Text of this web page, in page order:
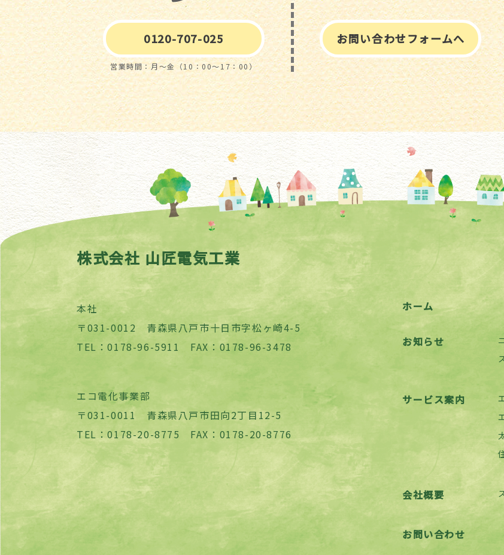
0120-707-025
営業時間：月～金（10：00～17：00）
お問い合わせフォームへ
株式会社 山匠電気工業
本社
〒031-0012 青森県八戸市十日市字松ヶ崎4-5
TEL：0178-96-5911 FAX：0178-96-3478
エコ電化事業部
〒031-0011 青森県八戸市田向2丁目12-5
TEL：0178-20-8775 FAX：0178-20-8776
ホーム
お知らせ
サービス案内
会社概要
お問い合わせ